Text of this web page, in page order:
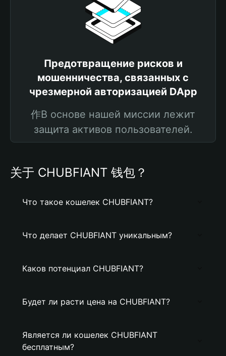
Предотвращение рисков и
мошенничества, связанных с
чрезмерной авторизацией DApp
作В основе нашей миссии лежит
защита активов пользователей.
关于 CHUBFIANT 钱包？
Что такое кошелек CHUBFIANT?
Что делает CHUBFIANT уникальным?
Каков потенциал CHUBFIANT?
Будет ли расти цена на CHUBFIANT?
Является ли кошелек CHUBFIANT
бесплатным?